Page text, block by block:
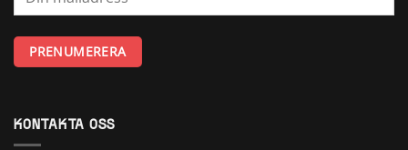
KONTAKTA OSS